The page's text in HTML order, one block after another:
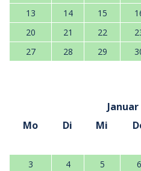
13
14 15
20
21 22
27
28 29
Januar
Mo
Di Mi
3
4 5 6